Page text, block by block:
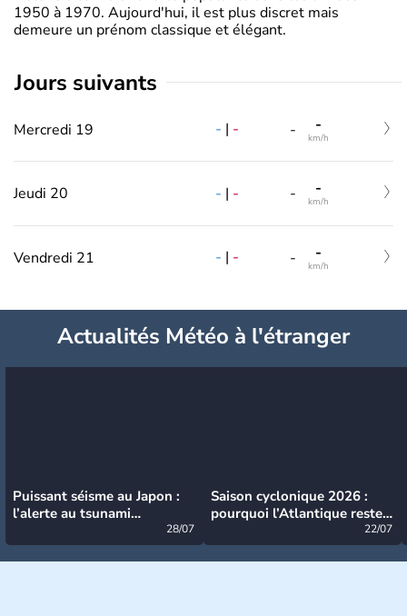
1950 à 1970. Aujourd'hui, il est plus discret mais
demeure un prénom classique et élégant.
jours suivants
Mercredi 19 - | - - -
km/h
Jeudi 20 - | - - -
km/h
Vendredi 21 - | - - -
km/h
Actualités Météo à l'étranger
Puissant séisme au Japon :
l’alerte au tsunami
28/07
Saison cyclonique 2026 :
pourquoi l’Atlantique reste
22/07